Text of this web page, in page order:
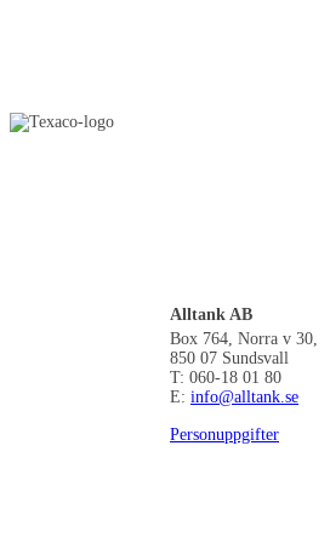
Alltank AB
Box 764, Norra v 30,
850 07 Sundsvall
T: 060-18 01 80
E: info@alltank.se
Personuppgifter